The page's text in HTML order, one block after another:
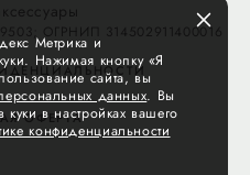
ОГРНИП 314502911400016
ОФЕРТА
Метрика и
Нажимая кнопку «Я
сайта, вы
данных. Вы
в настройках вашего
конфиденциальности